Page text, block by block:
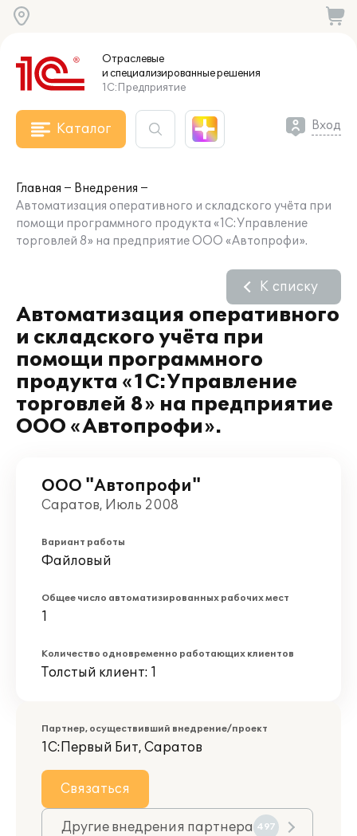
Отраслевые
и специализированныерешения
1С:Предприятие
Каталог Вход
Главная
Внедрения
Автоматизация оперативного и складского учёта при
помощи программного продукта «1С:Управление
торговлей 8» на предприятие ООО «Автопрофи».
Автоматизация оперативного
и складского учёта при
помощи программного
продукта «1С:Управление
торговлей 8» на предприятие
ООО «Автопрофи».
К списку
ООО "Автопрофи"
Саратов, Июль 2008
Вариант работы
Файловый
Общее число автоматизированных рабочих мест
1
Количество одновременно работающих клиентов
Толстый клиент: 1
Партнер, осуществивший внедрение/проект
1С:Первый Бит, Саратов
Связаться
Другие внедрения партнера 497